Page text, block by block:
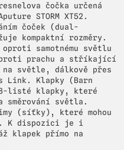
čočka určená
STORM XT52.
čoček (dual-
kompaktní rozměry.
samotnému světlu
proti prachu a stříkající
na světle, dálkově přes
Link. Klapky (Barn
listé klapky, které
směrování světla.
(síťky), které mohou
K dispozici je i
klapek přímo na